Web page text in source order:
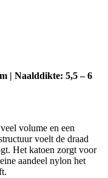
| Naalddikte: 5,5 – 6
volume en een
voelt de draad
Het katoen zorgt voor
aandeel nylon het